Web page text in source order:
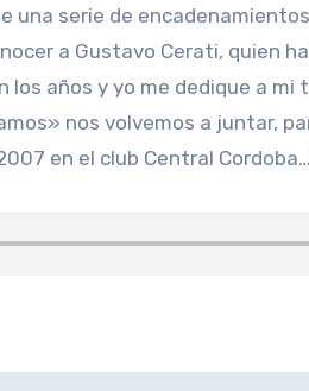
una serie de
a Gustavo Cerati, quien
los años y yo me dedique a
nos volvemos a juntar,
en el club Central